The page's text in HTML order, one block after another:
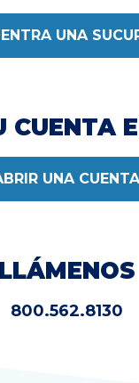
UNA
CUENTA
UNA CUENTA
LLÁMENOS
800.562.8130